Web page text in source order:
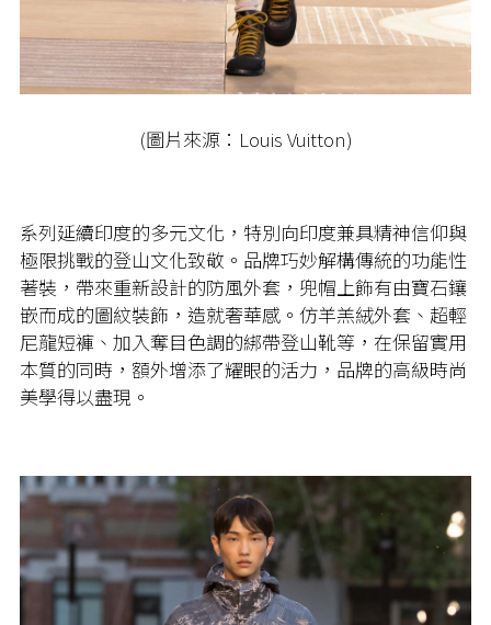
(圖片來源：Louis Vuitton)
系列延續印度的多元文化，特別向印度兼具精神信仰與
極限挑戰的登山文化致敬。品牌巧妙解構傳統的功能性
著裝，帶來重新設計的防風外套，兜帽上飾有由寶石鑲
嵌而成的圖紋裝飾，造就奢華感。仿羊羔絨外套、超輕
尼龍短褲、加入奪目色調的綁帶登山靴等，在保留實用
本質的同時，額外增添了耀眼的活力，品牌的高級時尚
美學得以盡現。